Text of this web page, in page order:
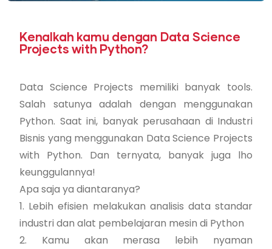
Kenalkah kamu dengan Data Science
Projects with Python?
Data Science Projects memiliki banyak tools.
Salah satunya adalah dengan menggunakan
Python. Saat ini, banyak perusahaan di Industri
Bisnis yang menggunakan Data Science Projects
with Python. Dan ternyata, banyak juga lho
keunggulannya!
Apa saja ya diantaranya?
1. Lebih efisien melakukan analisis data standar
industri dan alat pembelajaran mesin di Python
2. Kamu akan merasa lebih nyaman